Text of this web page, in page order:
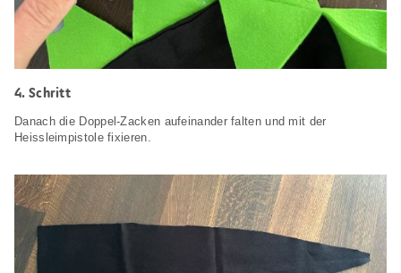
4. Schritt
Danach die Doppel-Zacken aufeinander falten und mit der
Heissleimpistole fixieren.